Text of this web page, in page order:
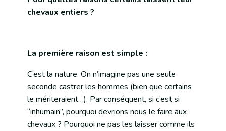
chevaux entiers ?
La première raison est simple :
C’est la nature. On n’imagine pas une seule
seconde castrer les hommes (bien que certains
le mériteraient…). Par conséquent, si c’est si
“inhumain”, pourquoi devrions nous le faire aux
chevaux ? Pourquoi ne pas les laisser comme ils